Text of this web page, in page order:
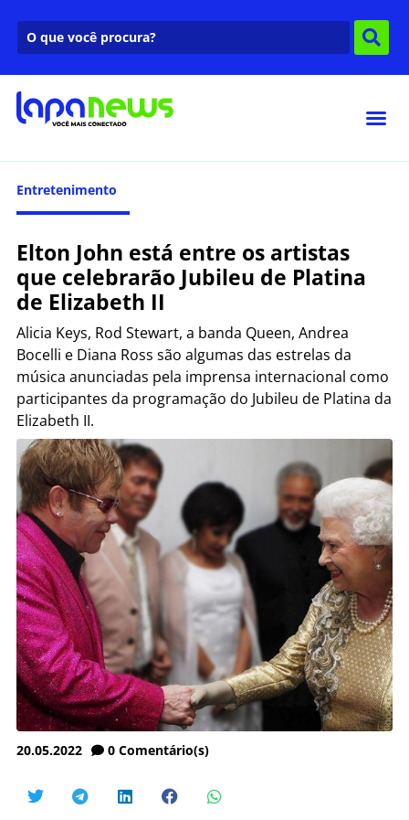
Entretenimento
Elton John está entre os artistas
que celebrarão Jubileu de Platina
de Elizabeth II
Alicia Keys, Rod Stewart, a banda Queen, Andrea
Bocelli e Diana Ross são algumas das estrelas da
música anunciadas pela imprensa internacional como
participantes da programação do Jubileu de Platina da
Elizabeth II.
20.05.2022 0 Comentário(s)